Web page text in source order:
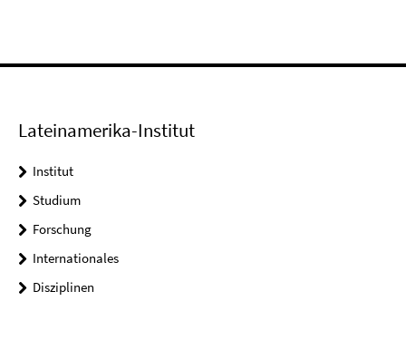
Lateinamerika-Institut
Institut
Studium
Forschung
Internationales
Disziplinen